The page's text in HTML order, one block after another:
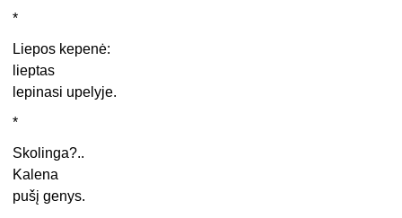
*
Liepos kepenė:
lieptas
lepinasi upelyje.
*
Skolinga?..
Kalena
pušį genys.